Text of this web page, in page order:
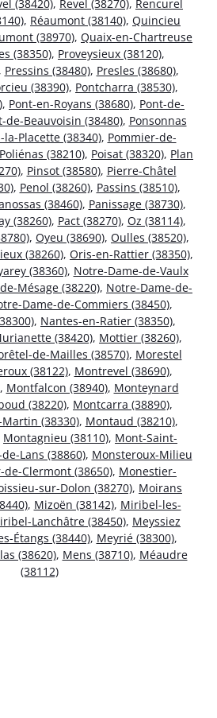
(38420), Revel (38270), Rencurel
, Réaumont (38140), Quincieu
(38970), Quaix-en-Chartreuse
(38350), Proveysieux (38120),
Pressins (38480), Presles (38680),
(38390), Pontcharra (38530),
, Pont-en-Royans (38680), Pont-de-
de-Beauvoisin (38480), Ponsonnas
la-Placette (38340), Pommier-de-
Poliénas (38210), Poisat (38320), Plan
, Pinsot (38580), Pierre-Châtel
, Penol (38260), Passins (38510),
(38460), Panissage (38730),
(38260), Pact (38270), Oz (38114),
, Oyeu (38690), Oulles (38520),
(38260), Oris-en-Rattier (38350),
(38360), Notre-Dame-de-Vaulx
Mésage (38220), Notre-Dame-de-
Dame-de-Commiers (38450),
, Nantes-en-Ratier (38350),
(38420), Mottier (38260),
de-Mailles (38570), Morestel
(38122), Montrevel (38690),
, Montfalcon (38940), Monteynard
(38220), Montcarra (38890),
(38330), Montaud (38210),
Montagnieu (38110), Mont-Saint-
Lans (38860), Monsteroux-Milieu
Clermont (38650), Monestier-
sur-Dolon (38270), Moirans
, Mizoën (38142), Miribel-les-
Lanchâtre (38450), Meyssiez
Étangs (38440), Meyrié (38300),
(38620), Mens (38710), Méaudre
(38112)